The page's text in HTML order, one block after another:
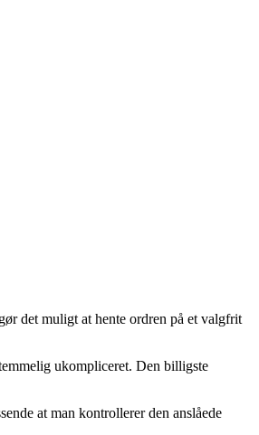
det muligt at hente ordren på et valgfrit
ukompliceret. Den billigste
at man kontrollerer den anslåede